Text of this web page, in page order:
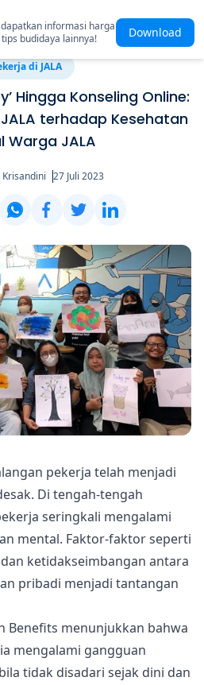
informasi harga
budidaya lainnya!
Download
di JALA
Hingga Konseling Online:
terhadap Kesehatan
Warga JALA
Krisandini 27 Juli 2023
pekerja telah menjadi
Di tengah-tengah
seringkali mengalami
mental. Faktor-faktor seperti
ketidakseimbangan antara
pribadi menjadi tantangan
Benefits menunjukkan bahwa
mengalami gangguan
tidak disadari sejak dini dan